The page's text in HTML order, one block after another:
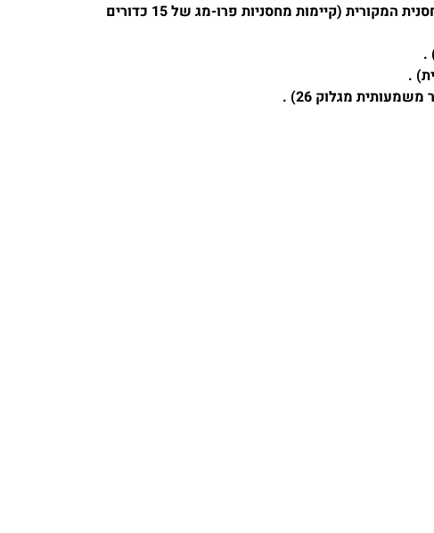
10 כדורים במחסנית המקורית (קיימות מחסניות פרו-מג של 15 כדורים